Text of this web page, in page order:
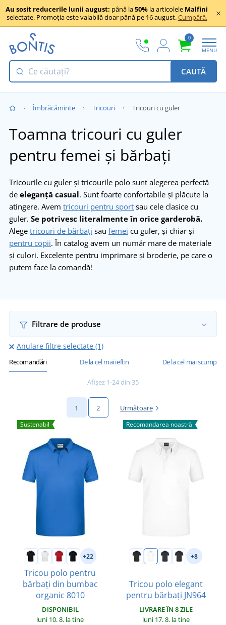
Au sosit reducerile lunii august: până la50% la articolele Malfini
selectate. Promoția este valabilă doar până pe 16 august.Cumpără.
0
MENU
CAUTĂ
Îmbrăcăminte Tricouri Tricouri cu guler
Toamna tricouri cu guler
pentru femei și bărbați
Tricourile cu guler și tricourile polo sunt alegerea perfectă
de eleganță casual. Sunt foarte confortabile și plăcute la
atingere. Avem tricouri pentru sport sau cele clasice cu
guler. Se potrivesc literalmente în orice garderobă.
Alege tricouri de bărbați sau femei cu guler, și chiar și
pentru copii. În catalog avem un număr mare de materiale
și culori. Excelente pentru imprimare și broderie, pe care o
putem face la comandă!
Filtrare de produse
Anulare filtre selectate (1)
Recomandări De la cel mai ieftin De la cel mai scump
Afișez 1-24 din 35
1 2 Următoare
Sustenabil
+22
Tricou polo pentru
bărbați din bumbac
organic 8010
DISPONIBIL
luni 10. 8. la tine
Recomandarea noastră
+8
Tricou polo elegant
pentru bărbați JN964
LIVRARE ÎN 8 ZILE
luni 17. 8. la tine